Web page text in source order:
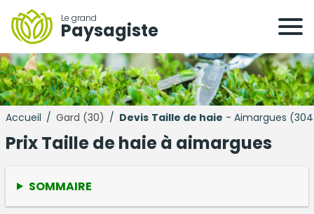
Le grand
Paysagiste
Accueil / Gard (30) / Devis Taille de haie - Aimargues
Prix Taille de haie à aimargues
SOMMAIRE